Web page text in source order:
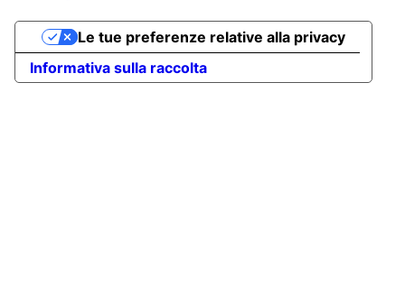
Informativa sulla raccolta
Le tue preferenze relative alla privacy